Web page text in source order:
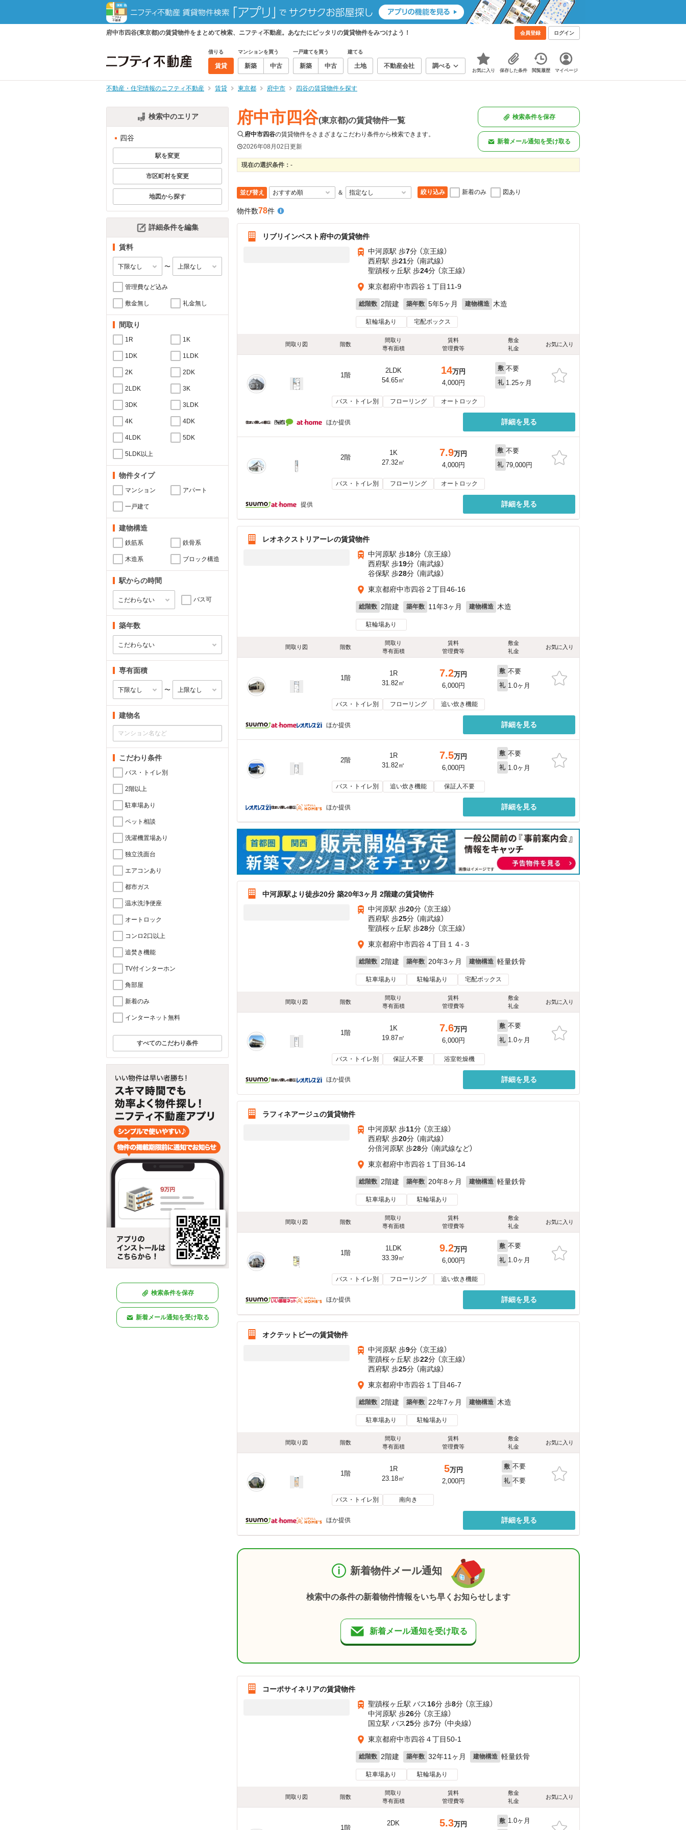
府中市四谷(東京都)の賃貸物件をまとめて検索、ニフティ不動産。あなたにピッタリの賃貸物件をみつけよう！ 会員登録 ログイン
借りる
賃貸
マンションを買う
新築 中古
一戸建てを買う
新築 中古
建てる
土地 不動産会社 調べる
お気に入り 保存した条件 閲覧履歴 マイページ
不動産・住宅情報のニフティ不動産 賃貸 東京都 府中市 四谷の賃貸物件を探す
検索中のエリア
四谷
駅を変更
市区町村を変更
地図から探す
詳細条件を編集
賃料
〜
管理費など込み
敷金無し 礼金無し
間取り
1R 1K
1DK 1LDK
2K 2DK
2LDK 3K
3DK 3LDK
4K 4DK
4LDK 5DK
5LDK以上
物件タイプ
マンション アパート
一戸建て
建物構造
鉄筋系 鉄骨系
木造系 ブロック構造
駅からの時間
バス可
築年数
専有面積
〜
建物名
こだわり条件
バス・トイレ別
2階以上
駐車場あり
ペット相談
洗濯機置場あり
独立洗面台
エアコンあり
都市ガス
温水洗浄便座
オートロック
コンロ2口以上
追焚き機能
TV付インターホン
角部屋
新着のみ
インターネット無料
すべてのこだわり条件
検索条件を保存
新着メール通知を受け取る
府中市四谷(東京都)の賃貸物件一覧
府中市四谷の賃貸物件をさまざまなこだわり条件から検索できます。
2026年08月02日更新
検索条件を保存
新着メール通知を受け取る
現在の選択条件： -
並び替え ＆ 絞り込み 新着のみ 図あり
物件数78件
リブリインベスト府中の賃貸物件
中河原駅 歩7分 （京王線）
西府駅 歩21分 （南武線）
聖蹟桜ヶ丘駅 歩24分 （京王線）
東京都府中市四谷１丁目11-9
総階数 2階建 築年数 5年5ヶ月 建物構造 木造
駐輪場あり 宅配ボックス
間取り図 階数
間取り
専有面積
賃料
管理費等
敷金
礼金
お気に入り
1階
2LDK
54.65㎡
14万円
4,000円
敷 不要
礼 1.25ヶ月
バス・トイレ別 フローリング オートロック
ほか提供 詳細を見る
2階
1K
27.32㎡
7.9万円
4,000円
敷 不要
礼 79,000円
バス・トイレ別 フローリング オートロック
提供 詳細を見る
レオネクストリアーレの賃貸物件
中河原駅 歩18分 （京王線）
西府駅 歩19分 （南武線）
谷保駅 歩28分 （南武線）
東京都府中市四谷２丁目46-16
総階数 2階建 築年数 11年3ヶ月 建物構造 木造
駐輪場あり
間取り図 階数
間取り
専有面積
賃料
管理費等
敷金
礼金
お気に入り
1階
1R
31.82㎡
7.2万円
6,000円
敷 不要
礼 1.0ヶ月
バス・トイレ別 フローリング 追い炊き機能
ほか提供 詳細を見る
2階
1R
31.82㎡
7.5万円
6,000円
敷 不要
礼 1.0ヶ月
バス・トイレ別 追い炊き機能 保証人不要
ほか提供 詳細を見る
中河原駅より徒歩20分 築20年3ヶ月 2階建の賃貸物件
中河原駅 歩20分 （京王線）
西府駅 歩25分 （南武線）
聖蹟桜ヶ丘駅 歩28分 （京王線）
東京都府中市四谷４丁目１４-３
総階数 2階建 築年数 20年3ヶ月 建物構造 軽量鉄骨
駐車場あり 駐輪場あり 宅配ボックス
間取り図 階数
間取り
専有面積
賃料
管理費等
敷金
礼金
お気に入り
1階
1K
19.87㎡
7.6万円
6,000円
敷 不要
礼 1.0ヶ月
バス・トイレ別 保証人不要 浴室乾燥機
ほか提供 詳細を見る
ラフィネアージュの賃貸物件
中河原駅 歩11分 （京王線）
西府駅 歩20分 （南武線）
分倍河原駅 歩28分 （南武線など）
東京都府中市四谷１丁目36-14
総階数 2階建 築年数 20年8ヶ月 建物構造 軽量鉄骨
駐車場あり 駐輪場あり
間取り図 階数
間取り
専有面積
賃料
管理費等
敷金
礼金
お気に入り
1階
1LDK
33.39㎡
9.2万円
6,000円
敷 不要
礼 1.0ヶ月
バス・トイレ別 フローリング 追い炊き機能
ほか提供 詳細を見る
オクテットビーの賃貸物件
中河原駅 歩9分 （京王線）
聖蹟桜ヶ丘駅 歩22分 （京王線）
西府駅 歩25分 （南武線）
東京都府中市四谷１丁目46-7
総階数 2階建 築年数 22年7ヶ月 建物構造 木造
駐車場あり 駐輪場あり
間取り図 階数
間取り
専有面積
賃料
管理費等
敷金
礼金
お気に入り
1階
1R
23.18㎡
5万円
2,000円
敷 不要
礼 不要
バス・トイレ別 南向き
ほか提供 詳細を見る
新着物件メール通知
検索中の条件の新着物件情報をいち早くお知らせします
新着メール通知を受け取る
コーポサイネリアの賃貸物件
聖蹟桜ヶ丘駅 バス16分 歩8分 （京王線）
中河原駅 歩26分 （京王線）
国立駅 バス25分 歩7分 （中央線）
東京都府中市四谷４丁目50-1
総階数 2階建 築年数 32年11ヶ月 建物構造 軽量鉄骨
駐車場あり 駐輪場あり
間取り図 階数
間取り
専有面積
賃料
管理費等
敷金
礼金
お気に入り
1階
2DK
5.3万円 敷 1.0ヶ月